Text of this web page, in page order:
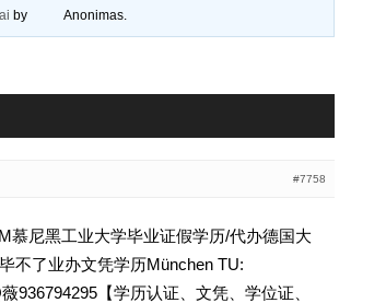
by Anonimas.
#7758
慕尼黑工业大学毕业证假学历/代办德国大
不了业办文凭学历München TU:
936794295【学历认证、文凭、学位证、